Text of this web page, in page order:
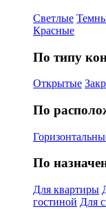
Светлые
Красные
По типу
Открытые
По
По
Для квартиры
гостиной Для